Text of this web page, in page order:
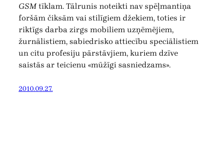
GSM tīklam. Tālrunis noteikti nav spēļmantiņa
foršām čiksām vai stilīgiem džekiem, toties ir
riktīgs darba zirgs mobiliem uzņēmējiem,
žurnālistiem, sabiedrisko attiecību speciālistiem
un citu profesiju pārstāvjiem, kuriem dzīve
saistās ar teicienu «mūžīgi sasniedzams».
2010.09.27.